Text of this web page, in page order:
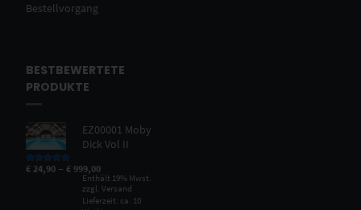
Bestellvorgang
BESTBEWERTETE
PRODUKTE
EZ00001 Moby
Dick Vol II
Bewertet mit
von 5
€ 24,90 –€ 999,00
Enthält 19% Mwst.
zzgl.Versand
Lieferzeit: ca. 10